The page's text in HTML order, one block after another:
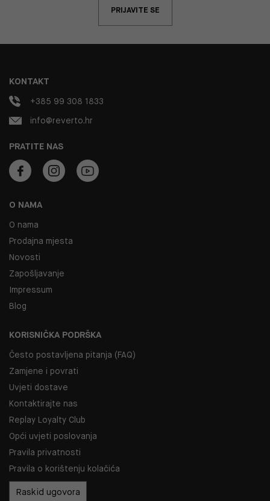
PRIJAVITE SE
O NAMA
O nama
Prodajna mjesta
Novosti
Zapošljavanje
Impressum
Blog
KORISNIČKA PODRŠKA
Često postavljena pitanja (FAQ)
Zamjene i povrati
Uvjeti dostave
Kontaktirajte nas
Replay Loyalty Club
Opći uvjeti poslovanja
Pravila privatnosti
Pravila o korištenju kolačića
Raskid ugovora
PRATITE NAS
KONTAKT
+385 99 308 1833
info@reverto.hr